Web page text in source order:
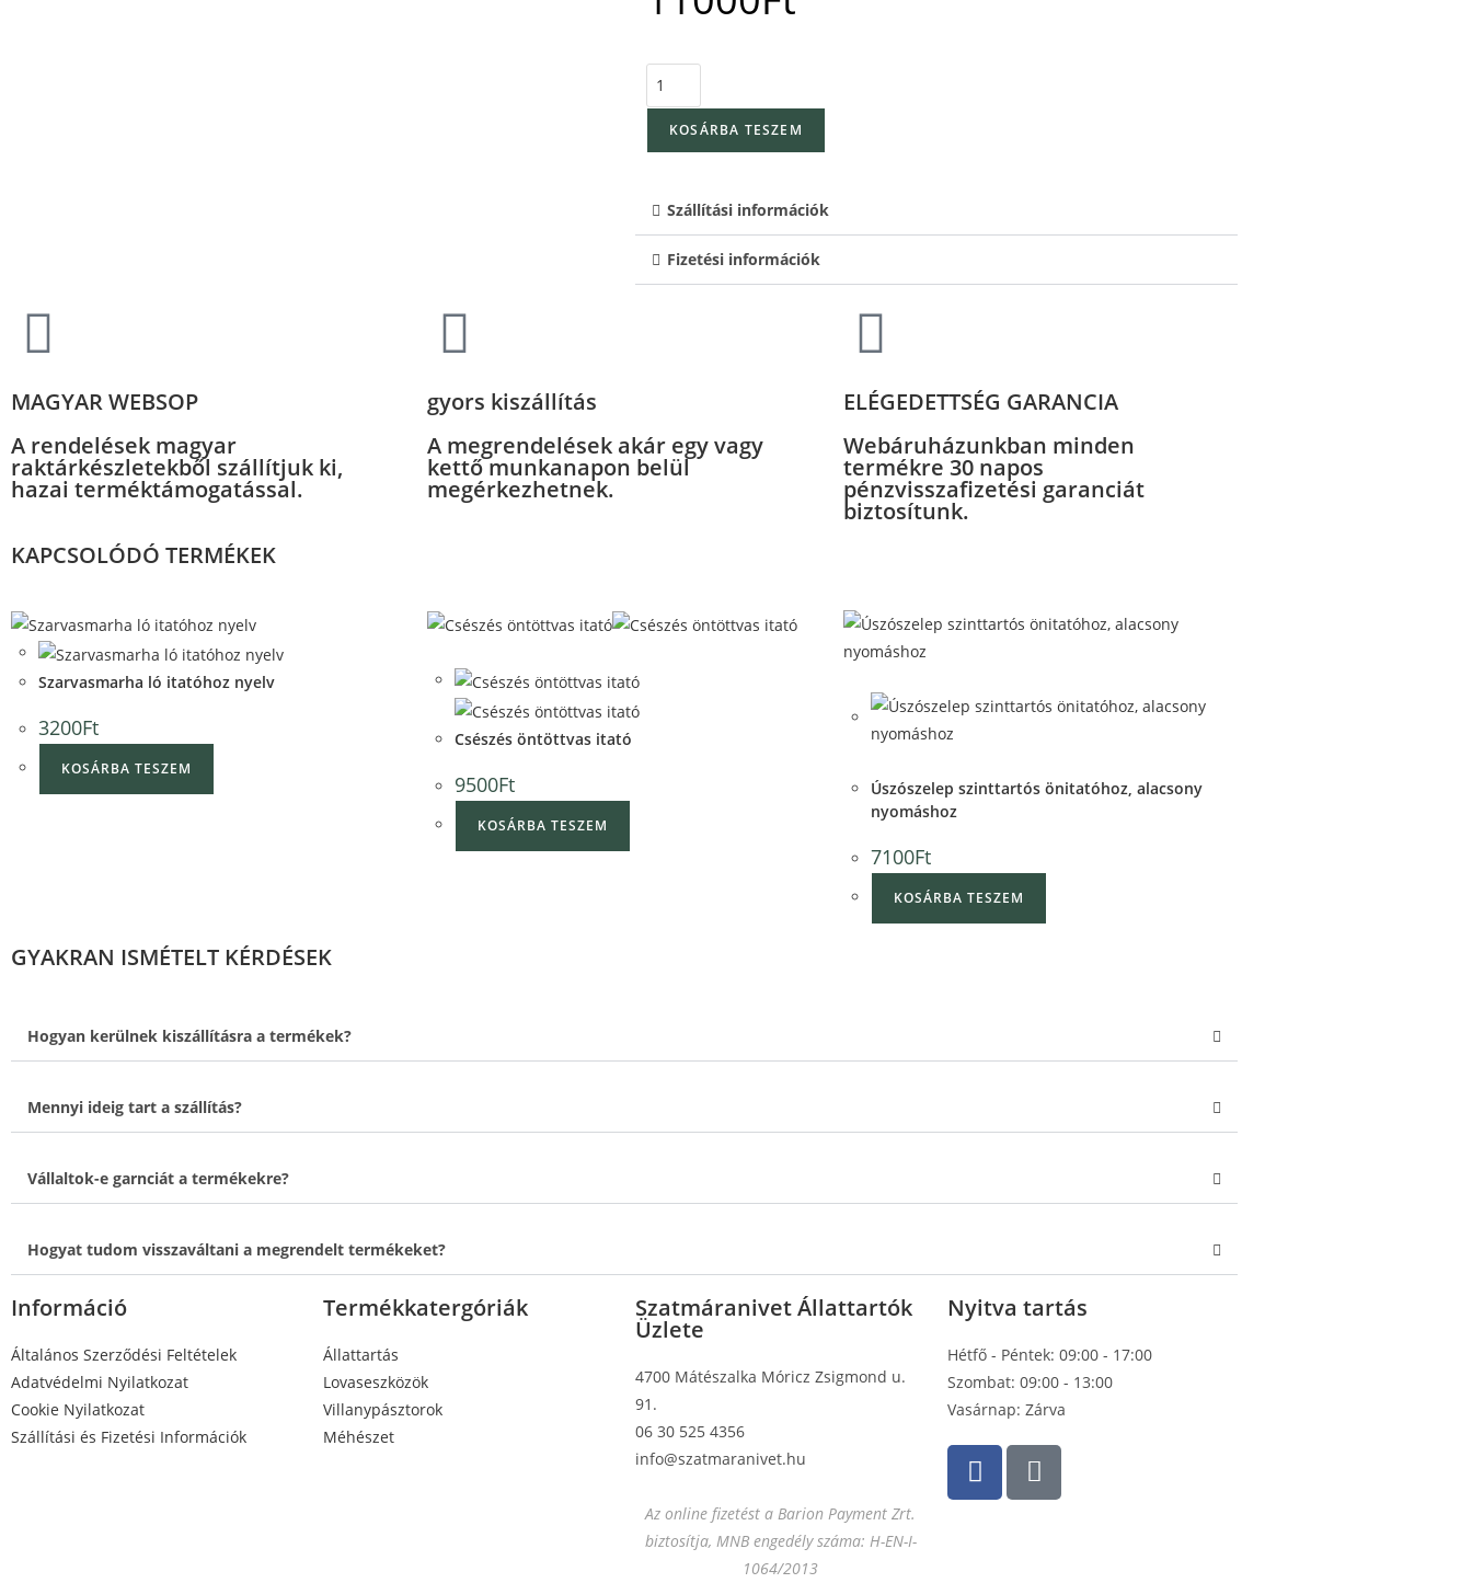
KOSÁRBA TESZEM
Szállítási információk
Fizetési információk
MAGYAR WEBSOP
A rendelések magyar
raktárkészletekből szállítjuk ki,
hazai terméktámogatással.
gyors kiszállítás
A megrendelések akár egy vagy
kettő munkanapon belül
megérkezhetnek.
ELÉGEDETTSÉG GARANCIA
Webáruházunkban minden
termékre 30 napos
pénzvisszafizetési garanciát
biztosítunk.
KAPCSOLÓDÓ TERMÉKEK
Szarvasmarha ló itatóhoz nyelv
3200Ft
KOSÁRBA TESZEM
Csészés öntöttvas itató
9500Ft
KOSÁRBA TESZEM
Úszószelep szinttartós önitatóhoz, alacsony
nyomáshoz
7100Ft
KOSÁRBA TESZEM
GYAKRAN ISMÉTELT KÉRDÉSEK
Hogyan kerülnek kiszállításra a termékek?
Mennyi ideig tart a szállítás?
Vállaltok-e garnciát a termékekre?
Hogyat tudom visszaváltani a megrendelt termékeket?
Információ
Általános Szerződési Feltételek
Adatvédelmi Nyilatkozat
Cookie Nyilatkozat
Szállítási és Fizetési Információk
Termékkatergóriák
Állattartás
Lovaseszközök
Villanypásztorok
Méhészet
Szatmáranivet Állattartók
Üzlete
4700 Mátészalka Móricz Zsigmond u.
91.
06 30 525 4356
info@szatmaranivet.hu
Az online fizetést a Barion Payment Zrt.
biztosítja, MNB engedély száma: H-EN-I-
1064/2013
Nyitva tartás
Hétfő - Péntek: 09:00 - 17:00
Szombat: 09:00 - 13:00
Vasárnap: Zárva